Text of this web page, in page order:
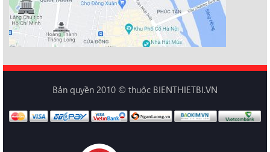
Bản quyền 2010 © thuộc BIENTHIETBI.VN